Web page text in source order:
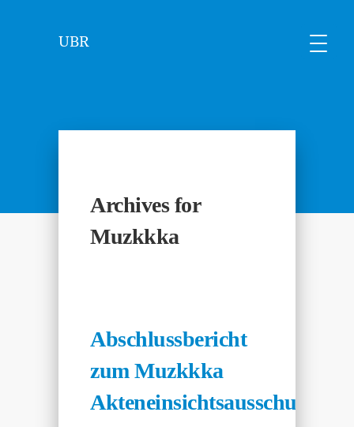
UBR
Archives for
Muzkkka
Abschlussbericht
zum Muzkkka
Akteneinsichtsausschuss